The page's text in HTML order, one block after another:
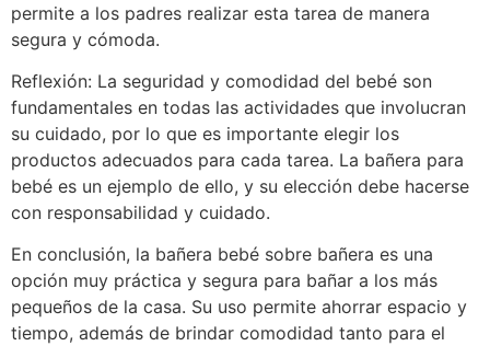
permite a los padres realizar esta tarea de manera
segura y cómoda.
Reflexión: La seguridad y comodidad del bebé son
fundamentales en todas las actividades que involucran
su cuidado, por lo que es importante elegir los
productos adecuados para cada tarea. La bañera para
bebé es un ejemplo de ello, y su elección debe hacerse
con responsabilidad y cuidado.
En conclusión, la bañera bebé sobre bañera es una
opción muy práctica y segura para bañar a los más
pequeños de la casa. Su uso permite ahorrar espacio y
tiempo, además de brindar comodidad tanto para el